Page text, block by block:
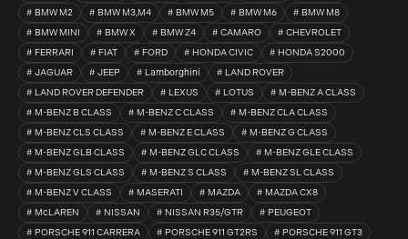
BMW M2 BMW M3,M4 BMW M5 BMW M6
BMW M8
BMW MINI
BMW X BMW Z4 CAMARO
CHEVROLET
FERRARI
FIAT FORD HONDA CIVIC
HONDA S2000
JAGUAR
JEEP Lamborghini
LAND ROVER
LAND ROVER DEFENDER
LEXUS LOTUS
M-BENZ A CLASS
M-BENZ B CLASS
M-BENZ C CLASS
M-BENZ CLA CLASS
M-BENZ CLS CLASS
M-BENZ E CLASS
M-BENZ G CLASS
M-BENZ GLB CLASS
M-BENZ GLC CLASS
M-BENZ GLE CLASS
M-BENZ GLS CLASS
M-BENZ S CLASS
M-BENZ SL CLASS
M-BENZ V CLASS
MASERATI MAZDA
MAZDA CX8
McLAREN
NISSAN NISSAN R35/GTR
PEUGEOT
PORSCHE 911 CARRERA
PORSCHE 911 GT2RS
PORSCHE 911 GT3